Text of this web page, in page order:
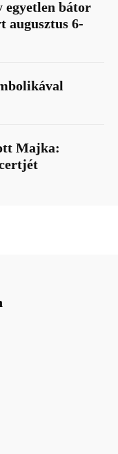
egyetlen bátor
augusztus 6-
Majka: